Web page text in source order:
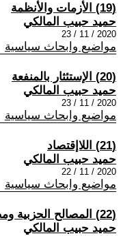
(19) الأزمات والأنظمة
حميد حبيب المالكي
2020 / 11 / 23
مواضيع وابحاث سياسية
(20) الإستئثار بالمنفعة
حميد حبيب المالكي
2020 / 11 / 23
مواضيع وابحاث سياسية
(21) اللاإقتصاد
حميد حبيب المالكي
2020 / 11 / 22
مواضيع وابحاث سياسية
(22) المصالح الحزبية ومصالح الشعب
حميد حبيب المالكي